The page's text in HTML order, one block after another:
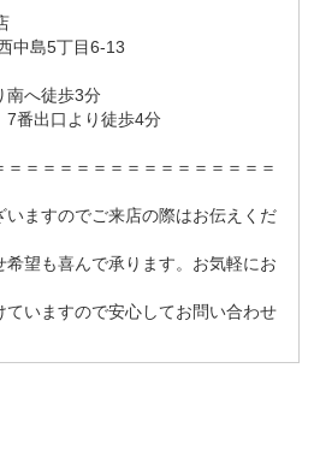
中島5丁目6-13
南へ徒歩3分
番出口より徒歩4分
＝＝＝＝＝＝＝＝＝＝＝＝＝＝＝＝
ますのでご来店の際はお伝えくだ
望も喜んで承ります。お気軽にお
いますので安心してお問い合わせ